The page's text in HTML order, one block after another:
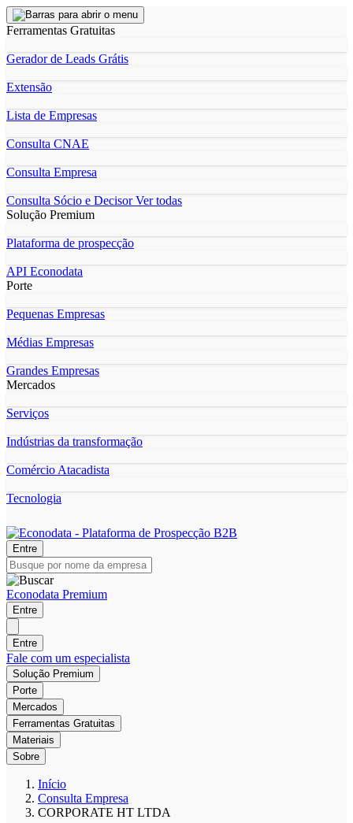
Ferramentas Gratuitas
Gerador de Leads Grátis
Extensão
Lista de Empresas
Consulta CNAE
Consulta Empresa
Consulta Sócio e DecisorVer todas
Solução Premium
Plataforma de prospecção
API Econodata
Porte
Pequenas Empresas
Médias Empresas
Grandes Empresas
Mercados
Serviços
Indústrias da transformação
Comércio Atacadista
Tecnologia
Entre
Econodata Premium
Entre
Entre
Fale com um especialista
Solução Premium
Porte
Mercados
Ferramentas Gratuitas
Materiais
Sobre
Início
Consulta Empresa
CORPORATE HT LTDA